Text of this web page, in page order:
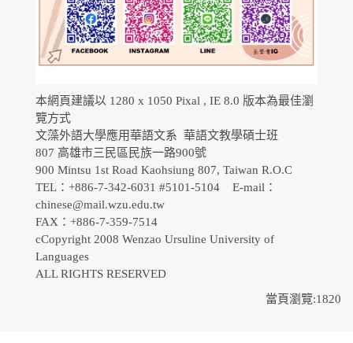
本網頁建議以 1280 x 1050 Pixal , IE 8.0 版本為最佳瀏
覽方式
文藻外語大學應用華語文系 華語文教學碩士班
807 高雄市三民區民族一路900號
900 Mintsu 1st Road Kaohsiung 807, Taiwan R.O.C
TEL：+886-7-342-6031 #5101-5104 E-mail：
chinese@mail.wzu.edu.tw
FAX：+886-7-359-7514
cCopyright 2008 Wenzao Ursuline University of
Languages
ALL RIGHTS RESERVED
當頁瀏覽:1820